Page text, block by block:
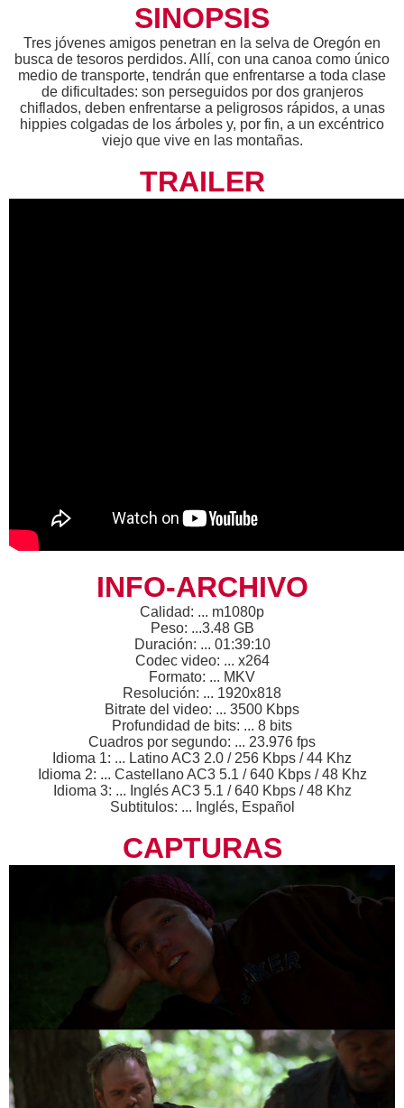
SINOPSIS
Tres jóvenes amigos penetran en la selva de Oregón en
busca de tesoros perdidos. Allí, con una canoa como único
medio de transporte, tendrán que enfrentarse a toda clase
de dificultades: son perseguidos por dos granjeros
chiflados, deben enfrentarse a peligrosos rápidos, a unas
hippies colgadas de los árboles y, por fin, a un excéntrico
viejo que vive en las montañas.
TRAILER
INFO-ARCHIVO
Calidad: ... m1080p
Peso: ...3.48 GB
Duración: ... 01:39:10
Codec video: ... x264
Formato: ... MKV
Resolución: ... 1920x818
Bitrate del video: ... 3500 Kbps
Profundidad de bits: ... 8 bits
Cuadros por segundo: ... 23.976 fps
Idioma 1: ... Latino AC3 2.0 / 256 Kbps / 44 Khz
Idioma 2: ... Castellano AC3 5.1 / 640 Kbps / 48 Khz
Idioma 3: ... Inglés AC3 5.1 / 640 Kbps / 48 Khz
Subtitulos: ... Inglés, Español
CAPTURAS